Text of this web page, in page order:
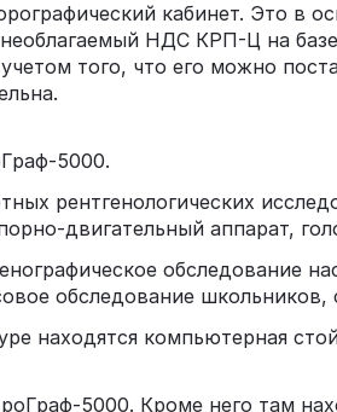
кабинет. Это в
НДС КРП-Ц на
того, что его можно
5000.
рентгенологических
двигательный аппарат,
обследование
обследование
находятся компьютерная
5000. Кроме него там